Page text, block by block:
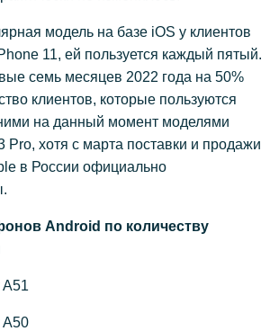
модель на базе iOS у клиентов
11, ей пользуется каждый пятый.
семь месяцев 2022 года на 50%
клиентов, которые пользуются
на данный момент моделями
хотя с марта поставки и продажи
в России официально
Android по количеству
A50